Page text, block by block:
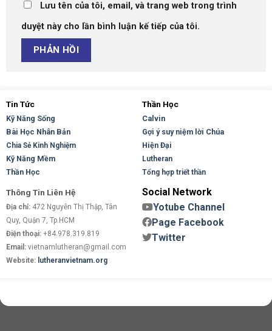
Lưu tên của tôi, email, và trang web trong trình
duyệt này cho lần bình luận kế tiếp của tôi.
Tin Tức
Kỹ Năng Sống
Bài Học Nhân Bản
Chia Sẻ Kinh Nghiệm
Kỹ Năng Mềm
Thần Học
Thần Học
Calvin
Gợi ý suy niệm lời Chúa
Hiện Đại
Lutheran
Tổng hợp triết thần
Thông Tin Liên Hệ
Địa chỉ: 472 Nguyễn Thị Thập, Tân
Quy, Quận 7, Tp.HCM
Điện thoại: +84.978.319.819
Email: vietnamlutheran@gmail.com
Website: lutheranvietnam.org
Social Network
Yotube Channel
Page Facebook
Twitter